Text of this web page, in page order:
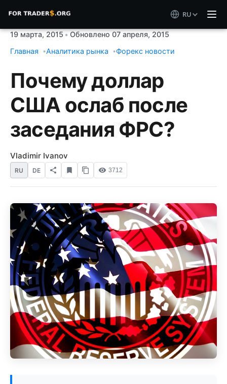
RU
19 марта, 2015 • Обновлено 07 апреля, 2015
Главная
Аналитика рынка Форекс новости
Почему доллар
США ослаб после
заседания ФРС?
Vladimir Ivanov
RU DE 3712